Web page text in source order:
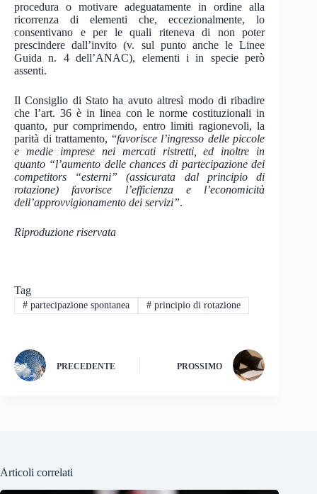
procedura o motivare adeguatamente in ordine alla
ricorrenza di elementi che, eccezionalmente, lo
consentivano e per le quali riteneva di non poter
prescindere dall’invito (v. sul punto anche le Linee
Guida n. 4 dell’ANAC), elementi i in specie però
assenti.
Il Consiglio di Stato ha avuto altresì modo di ribadire
che l’art. 36 è in linea con le norme costituzionali in
quanto, pur comprimendo, entro limiti ragionevoli, la
parità di trattamento, “favorisce l’ingresso delle piccole
e medie imprese nei mercati ristretti, ed inoltre in
quanto “l’aumento delle chances di partecipazione dei
competitors “esterni” (assicurata dal principio di
rotazione) favorisce l’efficienza e l’economicità
dell’approvvigionamento dei servizi”.
Riproduzione riservata
Tag
#partecipazione spontanea #principio di rotazione
PRECEDENTE PROSSIMO
Articoli correlati